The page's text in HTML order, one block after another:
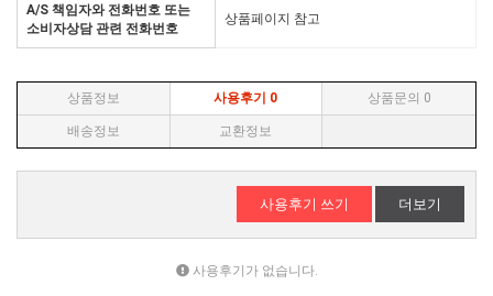
A/S 책임자와 전화번호 또는
소비자상담 관련 전화번호
상품페이지 참고
상품정보 사용후기 0 상품문의 0
배송정보 교환정보
사용후기 쓰기 더보기
사용후기가 없습니다.